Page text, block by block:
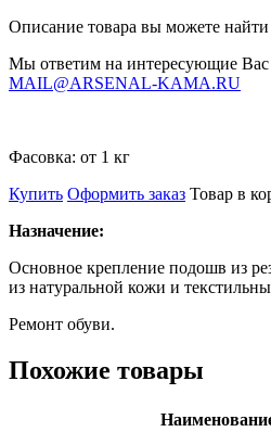
Описание товара вы можете
Мы ответим на интересующие
MAIL@ARSENAL-KAMA.RU
Фасовка: от 1 кг
Купить Оформить заказ Товар в
Назначение:
Основное крепление подошв из
из натуральной кожи и
Ремонт обуви.
Похожие товары